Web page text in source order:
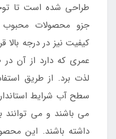
طراحی شده است تا
جزو محصولات محبوب
کیفیت نیز در درجه بالا
عمری که دارد از آن
لذت برد. از طریق
سطح آب شرایط
می باشند و می توانند
داشته باشند. این